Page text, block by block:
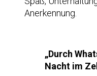
Anerkennung.
„Durch
Nacht im